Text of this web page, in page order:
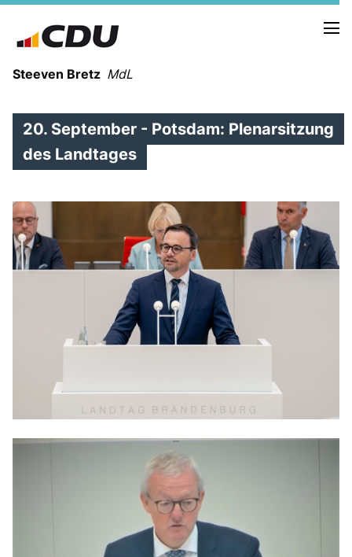
Steeven Bretz MdL
WAHLKREISBESUCHE
PRESSEFOTOS
MEIN BÜRGERBÜRO
MEIN WAHLKREIS
ZIELE
Redebeiträge
CDU Deutschland
CDU Fraktion im Brandenburger Landtag
CDU Brandenburg
CDU Potsdam
20. September - Potsdam: Plenarsitzung
des Landtages